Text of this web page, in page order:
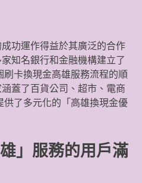
成功運作得益於其廣泛的合作
知名銀行和金融機構建立了
卡換現金高雄服務流程的順
蓋了百貨公司、超市、電商
了多元化的「高雄換現金優
」服務的用戶滿